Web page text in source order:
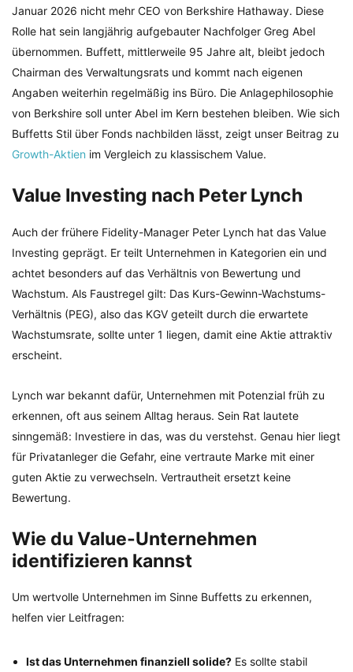
Januar 2026 nicht mehr CEO von Berkshire Hathaway. Diese
Rolle hat sein langjährig aufgebauter Nachfolger Greg Abel
übernommen. Buffett, mittlerweile 95 Jahre alt, bleibt jedoch
Chairman des Verwaltungsrats und kommt nach eigenen
Angaben weiterhin regelmäßig ins Büro. Die Anlagephilosophie
von Berkshire soll unter Abel im Kern bestehen bleiben. Wie sich
Buffetts Stil über Fonds nachbilden lässt, zeigt unser Beitrag zu
Growth-Aktien im Vergleich zu klassischem Value.
Value Investing nach Peter Lynch
Auch der frühere Fidelity-Manager Peter Lynch hat das Value
Investing geprägt. Er teilt Unternehmen in Kategorien ein und
achtet besonders auf das Verhältnis von Bewertung und
Wachstum. Als Faustregel gilt: Das Kurs-Gewinn-Wachstums-
Verhältnis (PEG), also das KGV geteilt durch die erwartete
Wachstumsrate, sollte unter 1 liegen, damit eine Aktie attraktiv
erscheint.
Lynch war bekannt dafür, Unternehmen mit Potenzial früh zu
erkennen, oft aus seinem Alltag heraus. Sein Rat lautete
sinngemäß: Investiere in das, was du verstehst. Genau hier liegt
für Privatanleger die Gefahr, eine vertraute Marke mit einer
guten Aktie zu verwechseln. Vertrautheit ersetzt keine
Bewertung.
Wie du Value-Unternehmen
identifizieren kannst
Um wertvolle Unternehmen im Sinne Buffetts zu erkennen,
helfen vier Leitfragen:
Ist das Unternehmen finanziell solide? Es sollte stabil